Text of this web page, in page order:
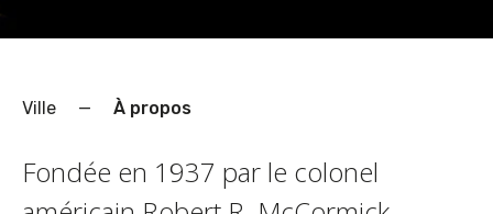
Ville — À propos
Fondée en 1937 par le colonel